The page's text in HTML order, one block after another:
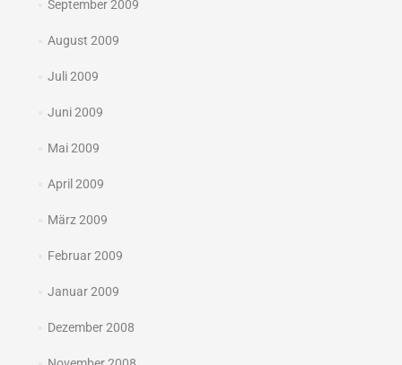
September 2009
August 2009
Juli 2009
Juni 2009
Mai 2009
April 2009
März 2009
Februar 2009
Januar 2009
Dezember 2008